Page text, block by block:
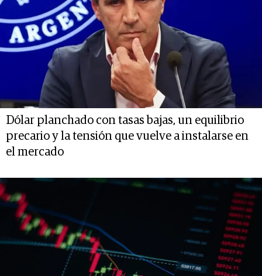
Dólar planchado con tasas bajas, un equilibrio
precario y la tensión que vuelve a instalarse en
el mercado